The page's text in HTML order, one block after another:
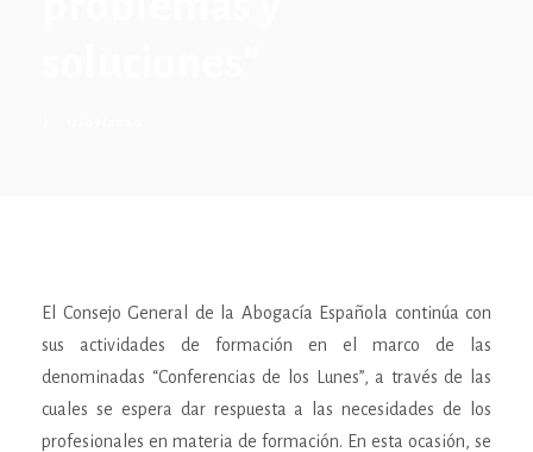
El Consejo General de la Abogacía Española continúa con
sus actividades de formación en el marco de las
denominadas “Conferencias de los Lunes”, a través de las
cuales se espera dar respuesta a las necesidades de los
profesionales en materia de formación. En esta ocasión, se